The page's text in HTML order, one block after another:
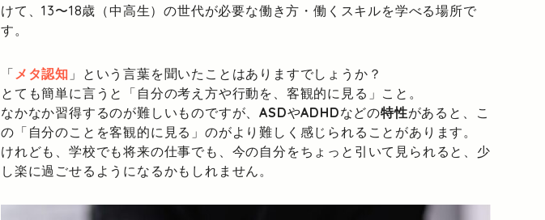
けて、13〜18歳（中高生）の世代が必要な働き方・働くスキルを学べる場所で
す。
「 メタ認知 」という言葉を聞いたことはありますでしょうか？
とても簡単に言うと「自分の考え方や行動を、客観的に見る」こと。
なかなか習得するのが難しいものですが、ASDやADHDなどの特性があると、こ
の「自分のことを客観的に見る」のがより難しく感じられることがあります。
けれども、学校でも将来の仕事でも、今の自分をちょっと引いて見られると、少
し楽に過ごせるようになるかもしれません。